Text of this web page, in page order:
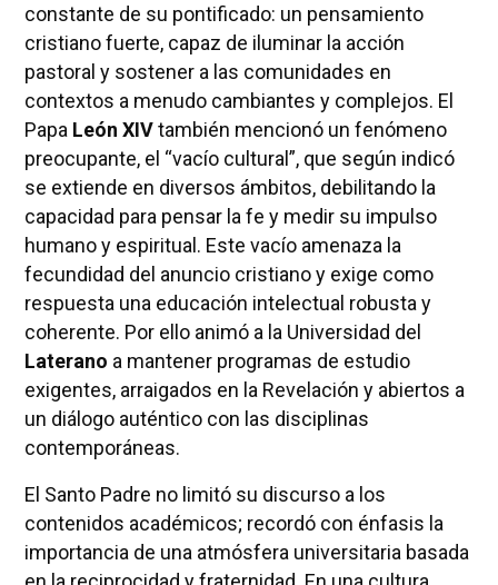
constante de su pontificado: un pensamiento
cristiano fuerte, capaz de iluminar la acción
pastoral y sostener a las comunidades en
contextos a menudo cambiantes y complejos. El
Papa León XIVtambién mencionó un fenómeno
preocupante, el “vacío cultural”, que según indicó
se extiende en diversos ámbitos, debilitando la
capacidad para pensar la fe y medir su impulso
humano y espiritual. Este vacío amenaza la
fecundidad del anuncio cristiano y exige como
respuesta una educación intelectual robusta y
coherente. Por ello animó a la Universidad del
Laterano a mantener programas de estudio
exigentes, arraigados en la Revelación y abiertos a
un diálogo auténtico con las disciplinas
contemporáneas.
El Santo Padre no limitó su discurso a los
contenidos académicos; recordó con énfasis la
importancia de una atmósfera universitaria basada